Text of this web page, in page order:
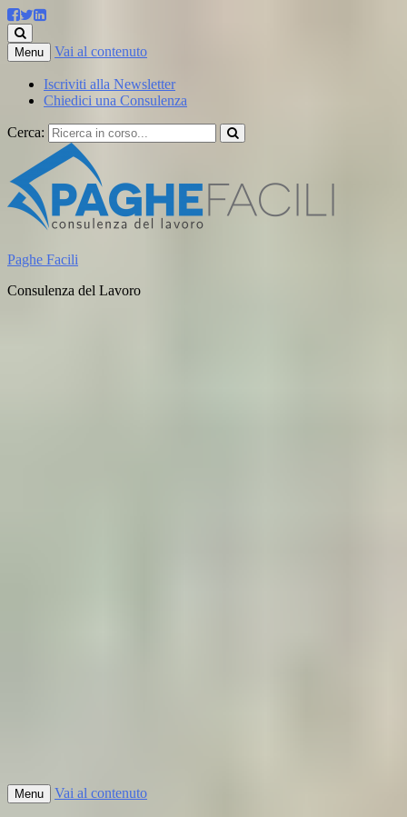
Menu Vai al contenuto
Iscriviti alla Newsletter
Chiedici una Consulenza
Cerca:
Paghe Facili
Consulenza del Lavoro
Menu Vai al contenuto